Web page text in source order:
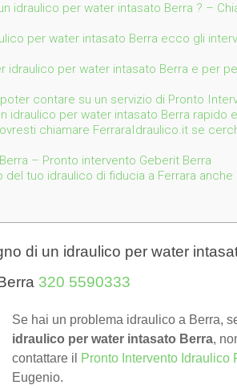
idraulico per water intasato Berra ? –
per water intasato Berra ecco gli
idraulico per water intasato Berra e per
contare su un servizio di Pronto
idraulico per water intasato Berra rapido
chiamare FerraraIdraulico.it se
– Pronto intervento Geberit Berra
del tuo idraulico di fiducia a Ferrara anche
di un idraulico per water
320 5590333
Se hai un problema idraulico a Berra,
idraulico per water intasato Berra,
contattare il
Pronto Intervento Idraulico
Eugenio.